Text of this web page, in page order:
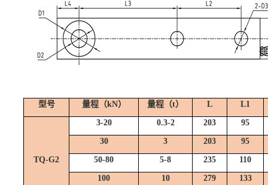
型号 量程（kN） 量程（t） L L1
TQ-G2
3-20 0.3-2 203 95
30 3 203 95
50-80 5-8 235 110
100 10 279 133